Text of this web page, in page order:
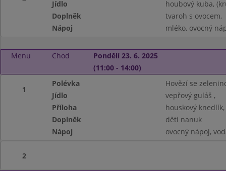
Jídlo
houbový kuba,
Doplněk
tvaroh s ovocem,
Nápoj
mléko, ovocný
Menu Chod
Pondělí 23. 6. 2025
(11:00 - 14:00)
1
Polévka
Hovězí se
Jídlo
vepřový guláš ,
Příloha
houskový knedlík,
Doplněk
děti nanuk
Nápoj
ovocný nápoj,
2